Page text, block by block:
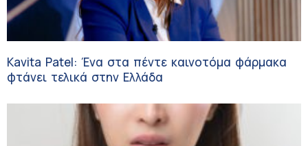
Kavita Patel: Ένα στα πέντε καινοτόμα φάρμακα
φτάνει τελικά στην Ελλάδα